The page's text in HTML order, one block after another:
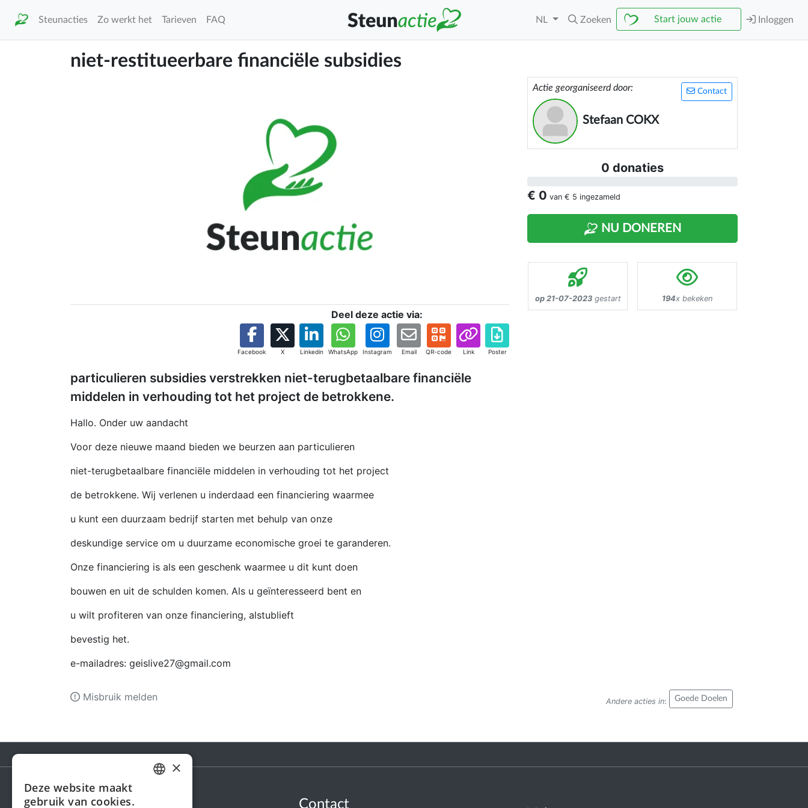
Steunacties Zo werkt het Tarieven FAQ NL Zoeken Start jouw actie Inloggen
niet-restitueerbare financiële subsidies
Deel deze actie via:
Facebook X Linkedin WhatsApp Instagram Email QR-code Link Poster
particulieren subsidies verstrekken niet-terugbetaalbare financiële
middelen in verhouding tot het project de betrokkene.
Hallo. Onder uw aandacht
Voor deze nieuwe maand bieden we beurzen aan particulieren
niet-terugbetaalbare financiële middelen in verhouding tot het project
de betrokkene. Wij verlenen u inderdaad een financiering waarmee
u kunt een duurzaam bedrijf starten met behulp van onze
deskundige service om u duurzame economische groei te garanderen.
Onze financiering is als een geschenk waarmee u dit kunt doen
bouwen en uit de schulden komen. Als u geïnteresseerd bent en
u wilt profiteren van onze financiering, alstublieft
bevestig het.
e-mailadres: geislive27@gmail.com
Contact
Actie georganiseerd door:
Stefaan COKX
0 donaties
€ 0 van € 5 ingezameld
NU DONEREN
op 21-07-2023gestart 194x bekeken
Andere acties in: Goede Doelen
Misbruik melden
Steunactie Contact
×
Deze website maakt
gebruik van cookies.